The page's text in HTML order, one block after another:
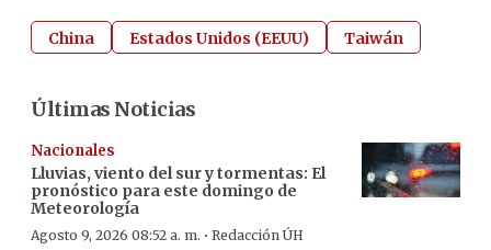
China Estados Unidos (EEUU) Taiwán
Últimas Noticias
Nacionales
Lluvias, viento del sur y tormentas: El
pronóstico para este domingo de
Meteorología
Agosto 9, 2026 08:52 a. m. · Redacción ÚH